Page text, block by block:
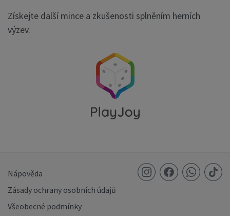
Získejte další mince a zkušenosti splněním herních
výzev.
Nápověda
Zásady ochrany osobních údajů
Všeobecné podmínky